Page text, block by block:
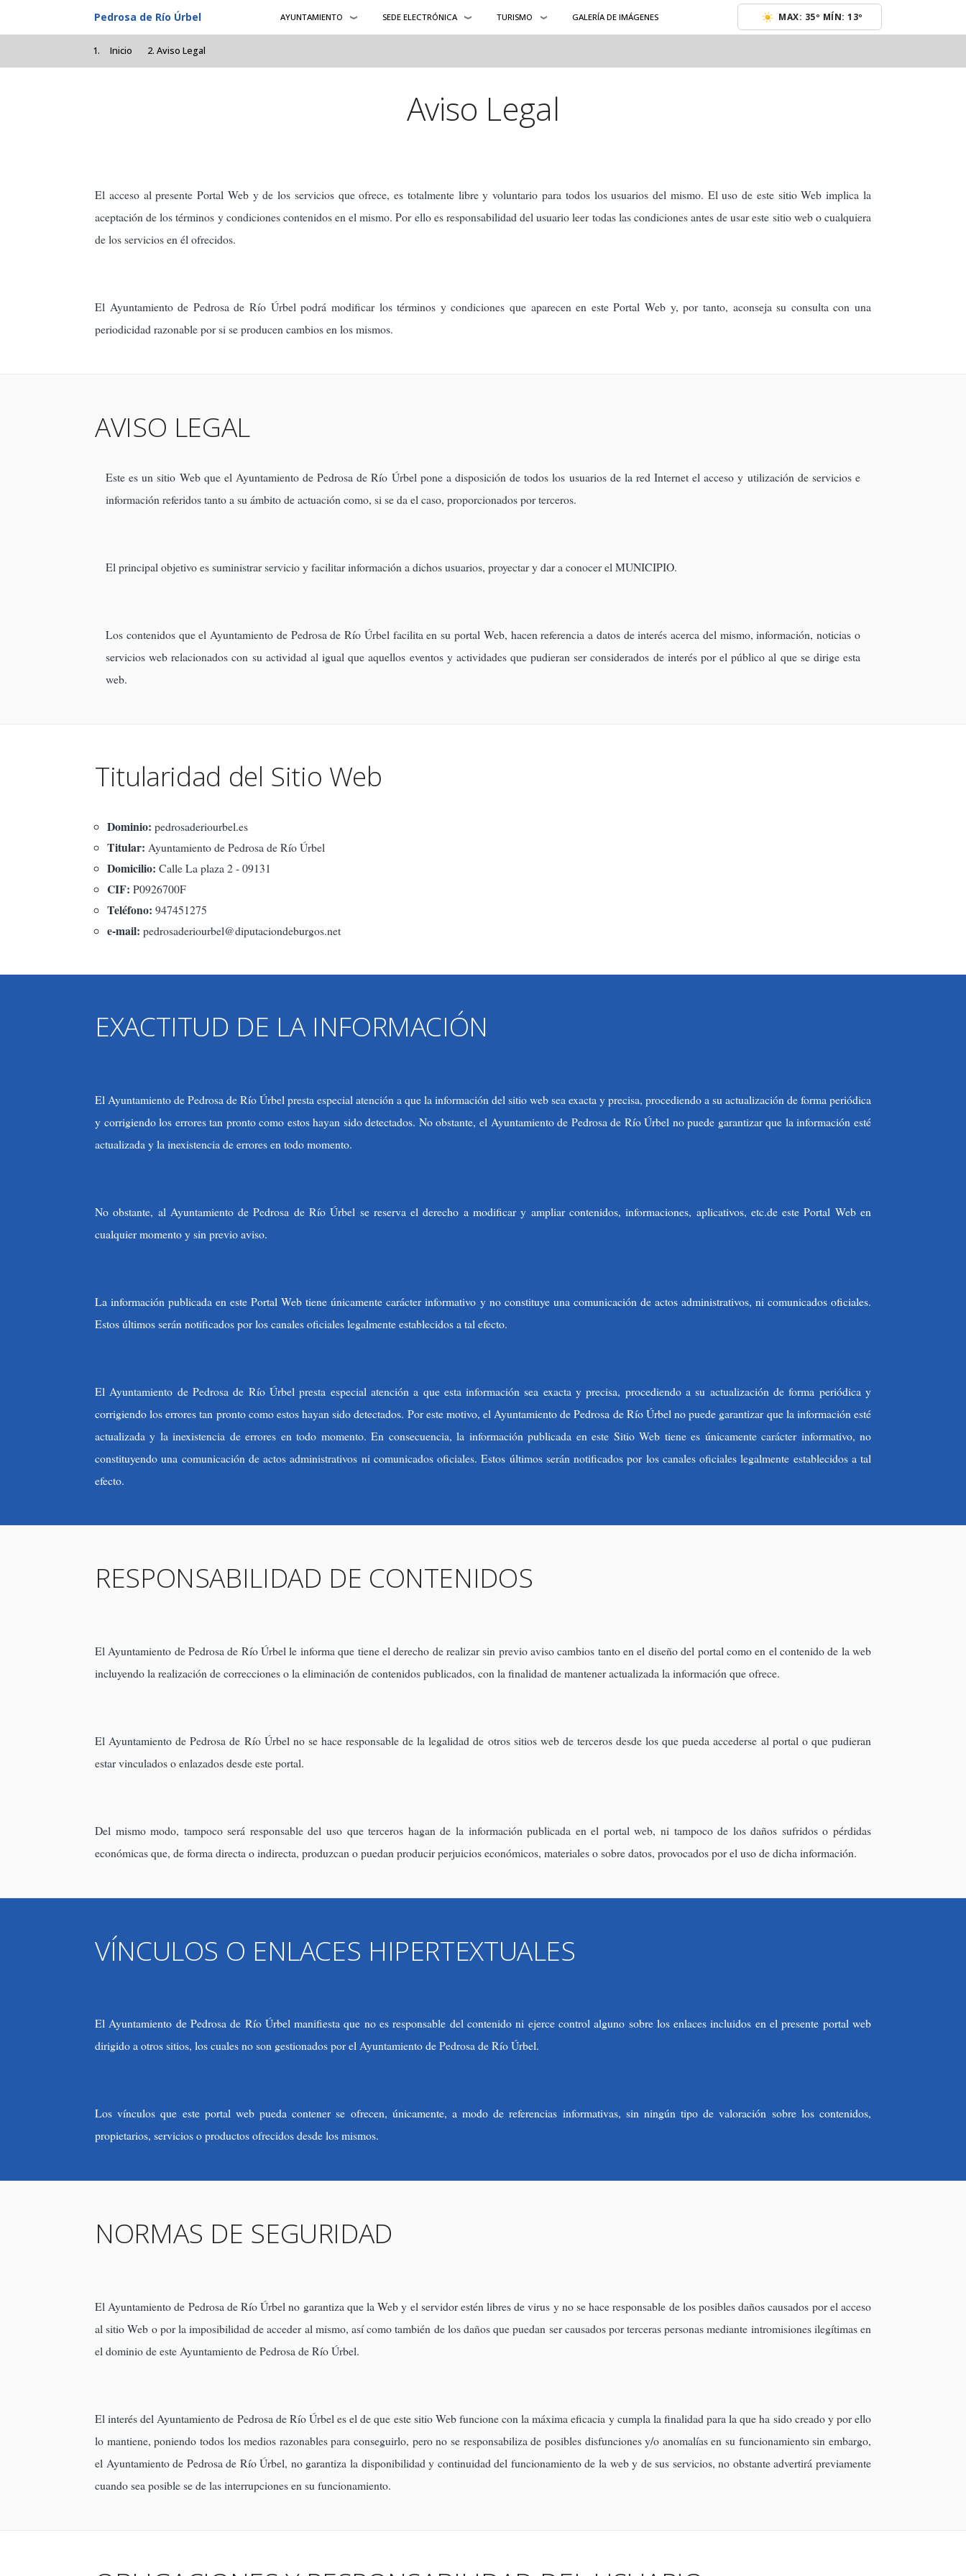
Pasar al contenido principal
Pedrosa de Río Úrbel AYUNTAMIENTO SEDE ELECTRÓNICA TURISMO GALERÍA DE IMÁGENES MAX: 35º MÍN: 13º
Inicio Aviso Legal
Aviso Legal
El acceso al presente Portal Web y de los servicios que ofrece, es totalmente libre y voluntario para todos los usuarios del mismo. El uso de este sitio Web implica la
aceptación de los términos y condiciones contenidos en el mismo. Por ello es responsabilidad del usuario leer todas las condiciones antes de usar este sitio web o cualquiera
de los servicios en él ofrecidos.
El Ayuntamiento de Pedrosa de Río Úrbel podrá modificar los términos y condiciones que aparecen en este Portal Web y, por tanto, aconseja su consulta con una
periodicidad razonable por si se producen cambios en los mismos.
AVISO LEGAL
Este es un sitio Web que el Ayuntamiento de Pedrosa de Río Úrbel pone a disposición de todos los usuarios de la red Internet el acceso y utilización de servicios e
información referidos tanto a su ámbito de actuación como, si se da el caso, proporcionados por terceros.
El principal objetivo es suministrar servicio y facilitar información a dichos usuarios, proyectar y dar a conocer el MUNICIPIO.
Los contenidos que el Ayuntamiento de Pedrosa de Río Úrbel facilita en su portal Web, hacen referencia a datos de interés acerca del mismo, información, noticias o
servicios web relacionados con su actividad al igual que aquellos eventos y actividades que pudieran ser considerados de interés por el público al que se dirige esta
web.
Titularidad del Sitio Web
Dominio: pedrosaderiourbel.es
Titular: Ayuntamiento de Pedrosa de Río Úrbel
Domicilio: Calle La plaza 2 - 09131
CIF: P0926700F
Teléfono: 947451275
e-mail: pedrosaderiourbel@diputaciondeburgos.net
EXACTITUD DE LA INFORMACIÓN
El Ayuntamiento de Pedrosa de Río Úrbel presta especial atención a que la información del sitio web sea exacta y precisa, procediendo a su actualización de forma periódica
y corrigiendo los errores tan pronto como estos hayan sido detectados. No obstante, el Ayuntamiento de Pedrosa de Río Úrbel no puede garantizar que la información esté
actualizada y la inexistencia de errores en todo momento.
No obstante, al Ayuntamiento de Pedrosa de Río Úrbel se reserva el derecho a modificar y ampliar contenidos, informaciones, aplicativos, etc.de este Portal Web en
cualquier momento y sin previo aviso.
La información publicada en este Portal Web tiene únicamente carácter informativo y no constituye una comunicación de actos administrativos, ni comunicados oficiales.
Estos últimos serán notificados por los canales oficiales legalmente establecidos a tal efecto.
El Ayuntamiento de Pedrosa de Río Úrbel presta especial atención a que esta información sea exacta y precisa, procediendo a su actualización de forma periódica y
corrigiendo los errores tan pronto como estos hayan sido detectados. Por este motivo, el Ayuntamiento de Pedrosa de Río Úrbel no puede garantizar que la información esté
actualizada y la inexistencia de errores en todo momento. En consecuencia, la información publicada en este Sitio Web tiene es únicamente carácter informativo, no
constituyendo una comunicación de actos administrativos ni comunicados oficiales. Estos últimos serán notificados por los canales oficiales legalmente establecidos a tal
efecto.
RESPONSABILIDAD DE CONTENIDOS
El Ayuntamiento de Pedrosa de Río Úrbel le informa que tiene el derecho de realizar sin previo aviso cambios tanto en el diseño del portal como en el contenido de la web
incluyendo la realización de correcciones o la eliminación de contenidos publicados, con la finalidad de mantener actualizada la información que ofrece.
El Ayuntamiento de Pedrosa de Río Úrbel no se hace responsable de la legalidad de otros sitios web de terceros desde los que pueda accederse al portal o que pudieran
estar vinculados o enlazados desde este portal.
Del mismo modo, tampoco será responsable del uso que terceros hagan de la información publicada en el portal web, ni tampoco de los daños sufridos o pérdidas
económicas que, de forma directa o indirecta, produzcan o puedan producir perjuicios económicos, materiales o sobre datos, provocados por el uso de dicha información.
VÍNCULOS O ENLACES HIPERTEXTUALES
El Ayuntamiento de Pedrosa de Río Úrbel manifiesta que no es responsable del contenido ni ejerce control alguno sobre los enlaces incluidos en el presente portal web
dirigido a otros sitios, los cuales no son gestionados por el Ayuntamiento de Pedrosa de Río Úrbel.
Los vínculos que este portal web pueda contener se ofrecen, únicamente, a modo de referencias informativas, sin ningún tipo de valoración sobre los contenidos,
propietarios, servicios o productos ofrecidos desde los mismos.
NORMAS DE SEGURIDAD
El Ayuntamiento de Pedrosa de Río Úrbel no garantiza que la Web y el servidor estén libres de virus y no se hace responsable de los posibles daños causados por el acceso
al sitio Web o por la imposibilidad de acceder al mismo, así como también de los daños que puedan ser causados por terceras personas mediante intromisiones ilegítimas en
el dominio de este Ayuntamiento de Pedrosa de Río Úrbel.
El interés del Ayuntamiento de Pedrosa de Río Úrbel es el de que este sitio Web funcione con la máxima eficacia y cumpla la finalidad para la que ha sido creado y por ello
lo mantiene, poniendo todos los medios razonables para conseguirlo, pero no se responsabiliza de posibles disfunciones y/o anomalías en su funcionamiento sin embargo,
el Ayuntamiento de Pedrosa de Río Úrbel, no garantiza la disponibilidad y continuidad del funcionamiento de la web y de sus servicios, no obstante advertirá previamente
cuando sea posible se de las interrupciones en su funcionamiento.